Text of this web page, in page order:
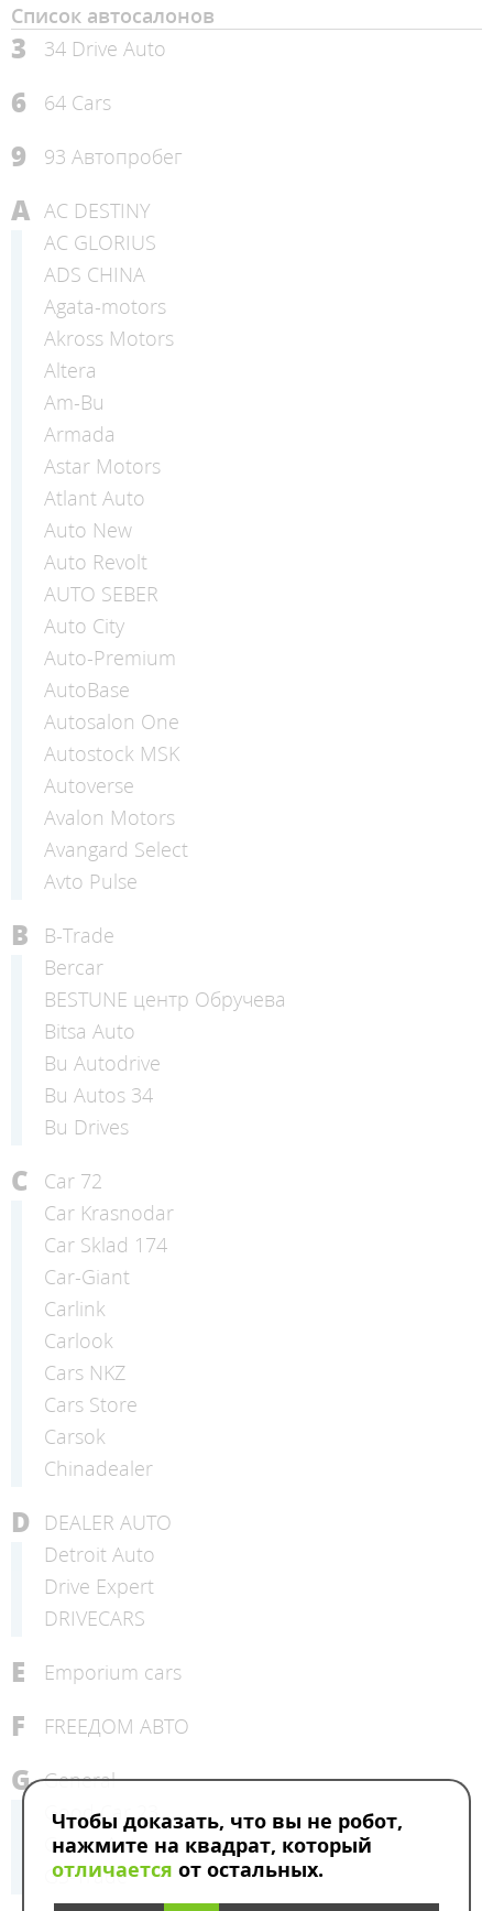
Список автосалонов
3 34 Drive Auto
6 64 Cars
9 93 Автопробег
A AC DESTINY
AC GLORIUS
ADS CHINA
Agata-motors
Akross Motors
Altera
Am-Bu
Armada
Astar Motors
Atlant Auto
Auto New
Auto Revolt
AUTO SEBER
Auto Сity
Auto-Premium
AutoBase
Autosalon One
Autostock MSK
Autoverse
Avalon Motors
Avangard Select
Avto Pulse
B
B-Trade
Bercar
BESTUNE центр Обручева
Bitsa Auto
Bu Autodrive
Bu Autos 34
Bu Drives
C
Car 72
Car Krasnodar
Car Sklad 174
Car-Giant
Carlink
Carlook
Cars NKZ
Cars Store
Carsok
Chinadealer
D
DEALER AUTO
Detroit Auto
Drive Expert
DRIVECARS
E Emporium cars
F FREEДОМ АВТО
G General
Good Car 23
Green Auto
GS-Trade
Чтобы доказать, что вы не робот,
нажмите на квадрат, который
отличается от остальных.